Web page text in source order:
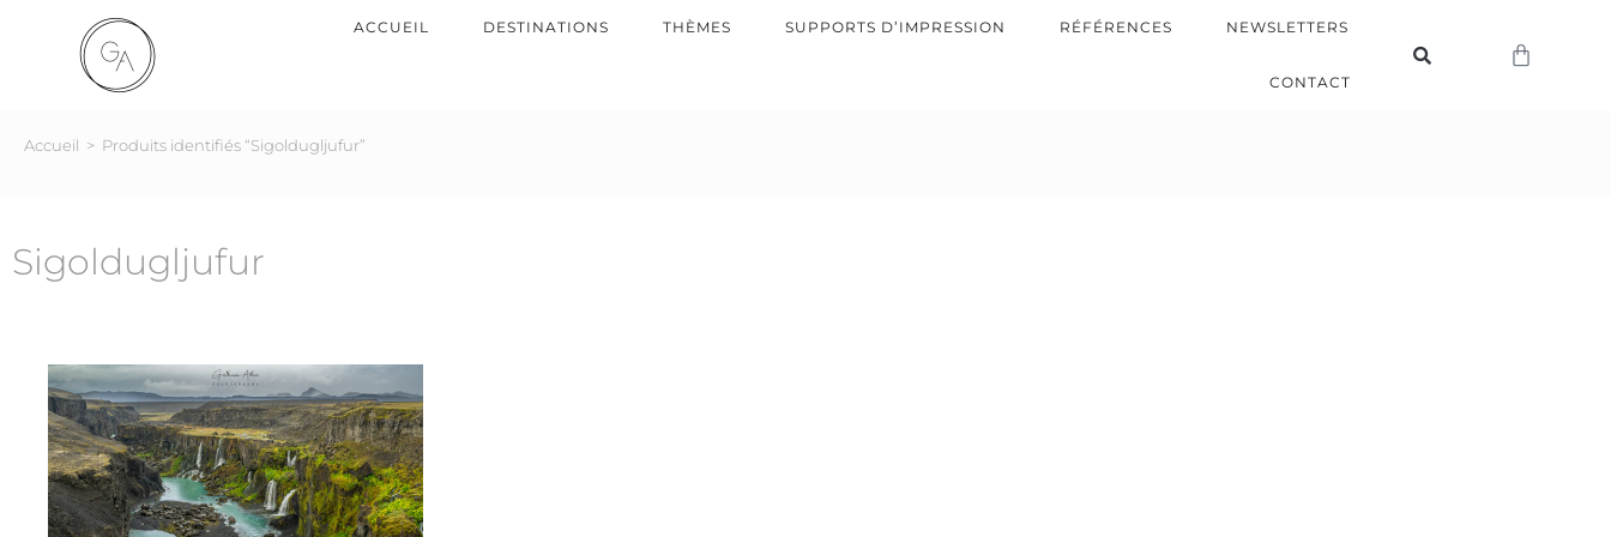
ACCUEIL DESTINATIONS THÈMES SUPPORTS D’IMPRESSION RÉFÉRENCES NEWSLETTERS
CONTACT
Accueil > Produits identifiés “Sigoldugljufur”
Sigoldugljufur